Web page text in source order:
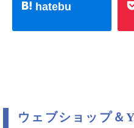
hatebu
ウェブショップ＆